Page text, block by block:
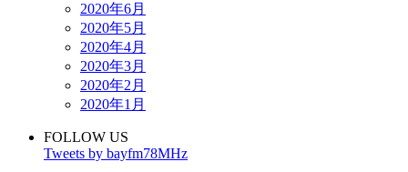
2020年6月
2020年5月
2020年4月
2020年3月
2020年2月
2020年1月
FOLLOW US
Tweets by bayfm78MHz